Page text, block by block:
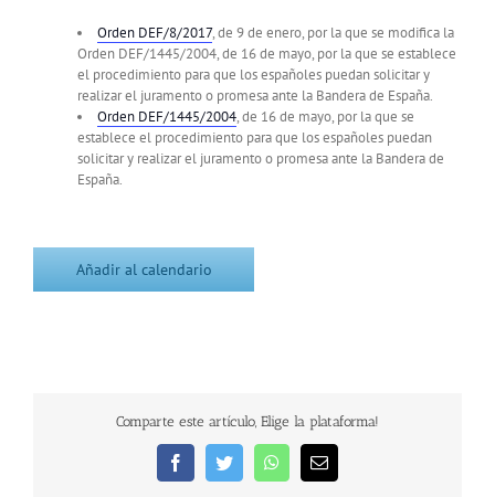
Orden DEF/8/2017, de 9 de enero, por la que se modifica la
Orden DEF/1445/2004, de 16 de mayo, por la que se establece
el procedimiento para que los españoles puedan solicitar y
realizar el juramento o promesa ante la Bandera de España.
Orden DEF/1445/2004, de 16 de mayo, por la que se
establece el procedimiento para que los españoles puedan
solicitar y realizar el juramento o promesa ante la Bandera de
España.
Añadir al calendario
Comparte este artículo, Elige la plataforma!
FacebookTwitterWhatsAppCorreo